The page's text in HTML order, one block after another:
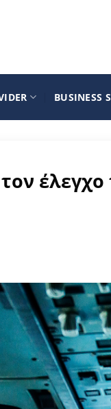
BUSINESS